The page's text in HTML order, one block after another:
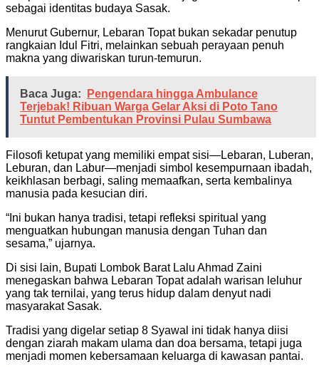
sebagai identitas budaya Sasak.
Menurut Gubernur, Lebaran Topat bukan sekadar penutup
rangkaian Idul Fitri, melainkan sebuah perayaan penuh
makna yang diwariskan turun-temurun.
Baca Juga:
Pengendara hingga Ambulance
Terjebak! Ribuan Warga Gelar Aksi di Poto Tano
Tuntut Pembentukan Provinsi Pulau Sumbawa
Filosofi ketupat yang memiliki empat sisi—Lebaran, Luberan,
Leburan, dan Labur—menjadi simbol kesempurnaan ibadah,
keikhlasan berbagi, saling memaafkan, serta kembalinya
manusia pada kesucian diri.
“Ini bukan hanya tradisi, tetapi refleksi spiritual yang
menguatkan hubungan manusia dengan Tuhan dan
sesama,” ujarnya.
Di sisi lain, Bupati Lombok Barat Lalu Ahmad Zaini
menegaskan bahwa Lebaran Topat adalah warisan leluhur
yang tak ternilai, yang terus hidup dalam denyut nadi
masyarakat Sasak.
Tradisi yang digelar setiap 8 Syawal ini tidak hanya diisi
dengan ziarah makam ulama dan doa bersama, tetapi juga
menjadi momen kebersamaan keluarga di kawasan pantai.